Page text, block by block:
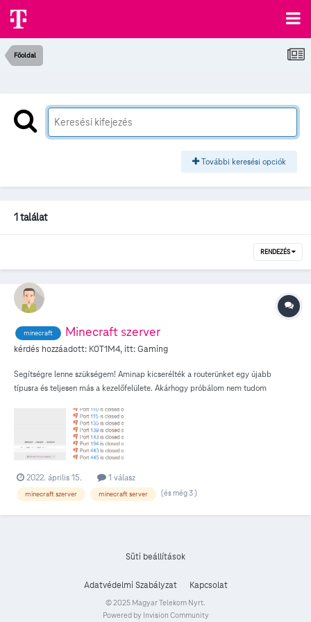
Főoldal
További keresési opciók
1 találat
RENDEZÉS
minecraft Minecraft szerver
kérdés hozzáadott: K0T1M4, itt:Gaming
Segítségre lenne szükségem! Aminap kicserélték a routerünket egy újabb
típusra és teljesen más a kezelőfelülete. Akárhogy próbálom nem tudom
weboldalon akkor az összeset CLOSED-nak írja akármelyikre megyek és nem
jutok tovább. A felületet melléketem, ha valaki tud segíteni azt megköszönném.
Várom a visszajelzést!
2022. április 15. 1 válasz
minecraft szerver minecraft server (és még 3 )
Süti beállítások
Adatvédelmi Szabályzat Kapcsolat
© 2025 Magyar Telekom Nyrt.
Powered by Invision Community